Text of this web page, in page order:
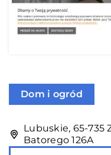
Dom i ogród
Lubuskie, 65-735
Batorego 126A